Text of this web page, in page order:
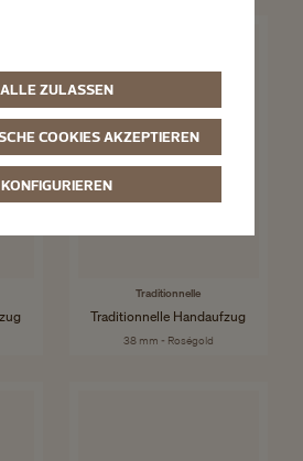
Traditionnelle
Traditionnelle Handaufzug
38 mm - Roségold
ALLE ZULASSEN
COOKIES AKZEPTIEREN
KONFIGURIEREN